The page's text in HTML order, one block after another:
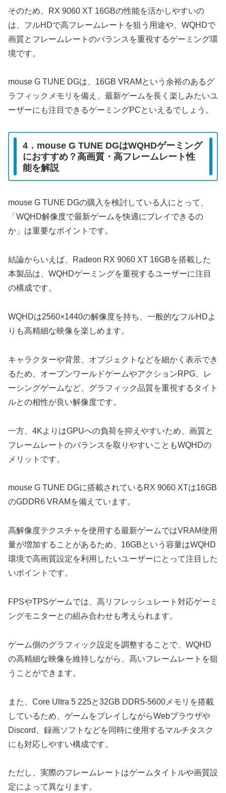
そのため、RX 9060 XT 16GBの性能を活かしやすいの
は、フルHDで高フレームレートを狙う用途や、WQHDで
画質とフレームレートのバランスを重視するゲーミング環
境です。
mouse G TUNE DGは、16GB VRAMという余裕のあるグ
ラフィックメモリを備え、最新ゲームを長く楽しみたいユ
ーザーにも注目できるゲーミングPCといえるでしょう。
4．mouse G TUNE DGはWQHDゲーミング
におすすめ？高画質・高フレームレート性
能を解説
mouse G TUNE DGの購入を検討している人にとって、
「WQHD解像度で最新ゲームを快適にプレイできるの
か」は重要なポイントです。
結論からいえば、Radeon RX 9060 XT 16GBを搭載した
本製品は、WQHDゲーミングを重視するユーザーに注目
の構成です。
WQHDは2560×1440の解像度を持ち、一般的なフルHDよ
りも高精細な映像を楽しめます。
キャラクターや背景、オブジェクトなどを細かく表示でき
るため、オープンワールドゲームやアクションRPG、レ
ーシングゲームなど、グラフィック品質を重視するタイト
ルとの相性が良い解像度です。
一方、4KよりはGPUへの負荷を抑えやすいため、画質と
フレームレートのバランスを取りやすいこともWQHDの
メリットです。
mouse G TUNE DGに搭載されているRX 9060 XTは16GB
のGDDR6 VRAMを備えています。
高解像度テクスチャを使用する最新ゲームではVRAM使用
量が増加することがあるため、16GBという容量はWQHD
環境で高画質設定を利用したいユーザーにとって注目した
いポイントです。
FPSやTPSゲームでは、高リフレッシュレート対応ゲーミ
ングモニターとの組み合わせも考えられます。
ゲーム側のグラフィック設定を調整することで、WQHD
の高精細な映像を維持しながら、高いフレームレートを狙
うことができます。
また、Core Ultra 5 225と32GB DDR5-5600メモリを搭載
しているため、ゲームをプレイしながらWebブラウザや
Discord、録画ソフトなどを同時に使用するマルチタスク
にも対応しやすい構成です。
ただし、実際のフレームレートはゲームタイトルや画質設
定によって異なります。